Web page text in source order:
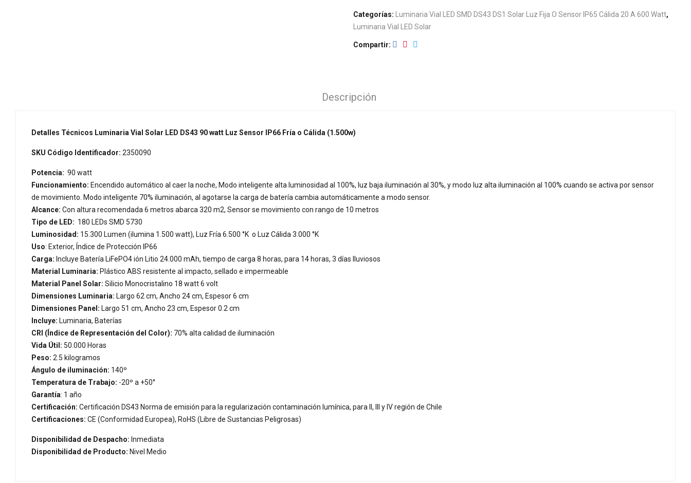
Categorías: Luminaria Vial LED SMD DS43 DS1 Solar Luz Fija O Sensor IP65 Cálida 20 A 600 Watt,
Luminaria Vial LED Solar
Compartir
Descripción
Detalles Técnicos Luminaria Vial Solar LED DS43 90 watt Luz Sensor IP66 Fría o Cálida (1.500w)
SKU Código Identificador: 2350090
Potencia: 90 watt
Funcionamiento: Encendido automático al caer la noche, Modo inteligente alta luminosidad al 100%, luz baja iluminación al 30%, y modo luz alta iluminación al 100% cuando se activa por sensor
de movimiento. Modo inteligente 70% iluminación, al agotarse la carga de batería cambia automáticamente a modo sensor.
Alcance: Con altura recomendada 6 metros abarca 320 m2, Sensor se movimiento con rango de 10 metros
Tipo de LED: 180 LEDs SMD 5730
Luminosidad: 15.300 Lumen (ilumina 1.500 watt), Luz Fría 6.500 °K o Luz Cálida 3.000 °K
Uso: Exterior, Índice de Protección IP66
Carga: Incluye Batería LiFePO4 ión Litio 24.000 mAh, tiempo de carga 8 horas, para 14 horas, 3 días lluviosos
Material Luminaria: Plástico ABS resistente al impacto, sellado e impermeable
Material Panel Solar: Silicio Monocristalino 18 watt 6 volt
Dimensiones Luminaria: Largo 62 cm, Ancho 24 cm, Espesor 6 cm
Dimensiones Panel: Largo 51 cm, Ancho 23 cm, Espesor 0.2 cm
Incluye: Luminaria, Baterías
CRI (Índice de Representación del Color): 70% alta calidad de iluminación
Vida Útil: 50.000 Horas
Peso: 2.5 kilogramos
Ángulo de iluminación: 140º
Temperatura de Trabajo: -20º a +50°
Garantía: 1 año
Certificación: Certificación DS43 Norma de emisión para la regularización contaminación lumínica, para II, III y IV región de Chile
Certificaciones: CE (Conformidad Europea), RoHS (Libre de Sustancias Peligrosas)
Disponibilidad de Despacho: Inmediata
Disponibilidad de Producto: Nivel Medio